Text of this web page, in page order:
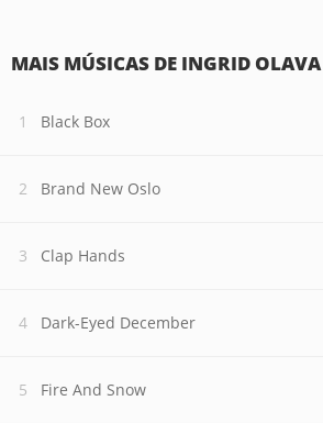
MAIS MÚSICAS DE INGRID OLAVA
Black Box
Brand New Oslo
Clap Hands
Dark-Eyed December
Fire And Snow